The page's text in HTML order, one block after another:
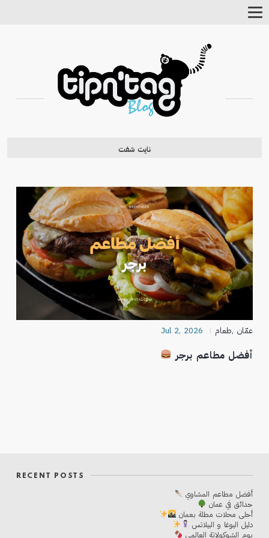
Toggle
نايت شفت
Jul 2, 2026 طعام, عمّان
أفضل مطاعم برجر
RECENT POSTS
أفضل مطاعم المشاوي
حدائق في عمان
أحلی محلات مطلة بعمان
دليل اليوغا و البيلاتس
يوم الشوكولاتة العالمي